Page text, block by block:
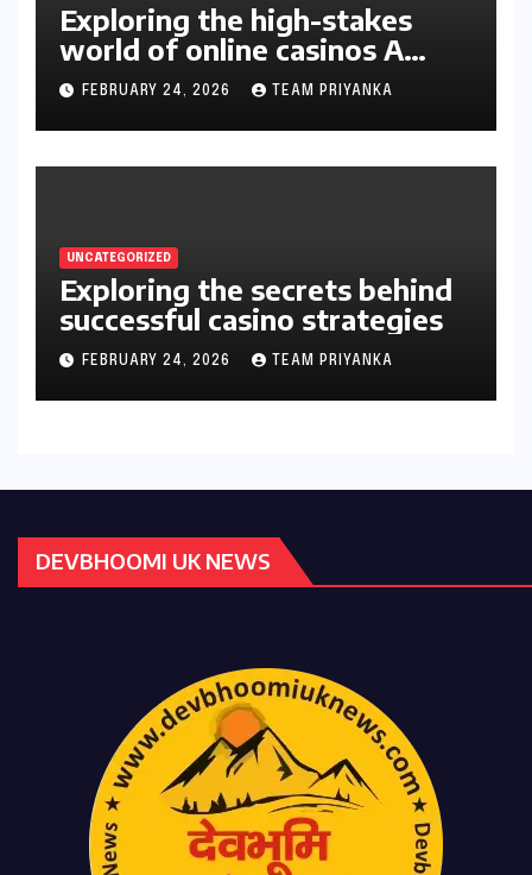
Exploring the high-stakes
world of online casinos A
gambler’s guide
FEBRUARY 24, 2026 TEAM PRIYANKA
UNCATEGORIZED
Exploring the secrets behind
successful casino strategies
FEBRUARY 24, 2026 TEAM PRIYANKA
DEVBHOOMI UK NEWS